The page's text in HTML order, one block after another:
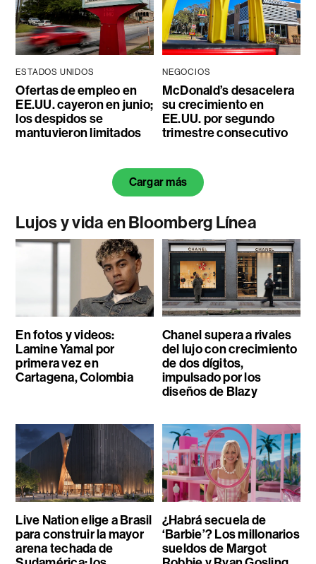
ESTADOS UNIDOS
Ofertas de empleo en
EE.UU. cayeron en junio;
los despidos se
mantuvieron limitados
NEGOCIOS
McDonald’s desacelera
su crecimiento en
EE.UU. por segundo
trimestre consecutivo
Cargar más
Lujos y vida en Bloomberg Línea
En fotos y videos:
Lamine Yamal por
primera vez en
Cartagena, Colombia
Chanel supera a rivales
del lujo con crecimiento
de dos dígitos,
impulsado por los
diseños de Blazy
Live Nation elige a Brasil
para construir la mayor
arena techada de
¿Habrá secuela de
‘Barbie’? Los millonarios
sueldos de Margot